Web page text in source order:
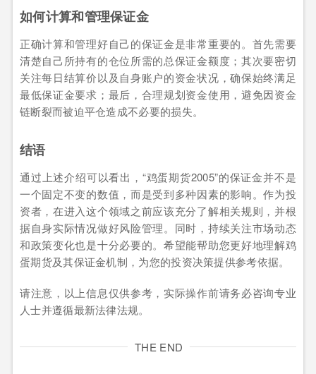
如何计算和管理保证金
正确计算和管理好自己的保证金是非常重要的。首先需要
清楚自己所持有的仓位所需的总保证金额度；其次要密切
关注每日结算价以及自身账户的资金状况，确保始终满足
最低保证金要求；最后，合理规划资金使用，避免因资金
链断裂而被迫平仓造成不必要的损失。
结语
通过上述介绍可以看出，“鸡蛋期货2005”的保证金并不是
一个固定不变的数值，而是受到多种因素的影响。作为投
资者，在进入这个领域之前应该充分了解相关规则，并根
据自身实际情况做好风险管理。同时，持续关注市场动态
和政策变化也是十分必要的。希望能帮助您更好地理解鸡
蛋期货及其保证金机制，为您的投资决策提供参考依据。
请注意，以上信息仅供参考，实际操作前请务必咨询专业
人士并遵循最新法律法规。
THE END